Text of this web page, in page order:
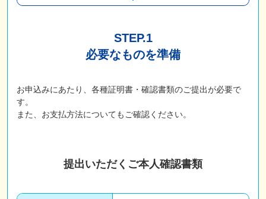
STEP.1
必要なものを準備
お申込みにあたり、各種証明書・確認書類のご提出が必要で
す。
また、お支払方法についてもご確認ください。
提出いただくご本人確認書類